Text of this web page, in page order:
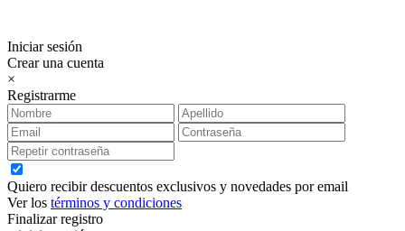
Iniciar sesión
Crear una cuenta
×
Registrarme
Quiero recibir descuentos exclusivos y novedades por email
Ver los términos y condiciones
Finalizar registro